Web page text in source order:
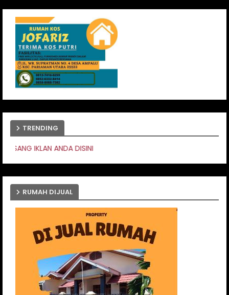
TRENDING
RUMAH DIJUAL